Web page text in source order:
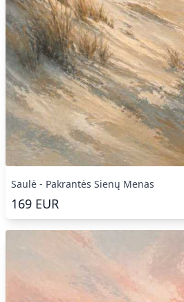
Saulė - Pakrantės Sienų Menas
169 EUR